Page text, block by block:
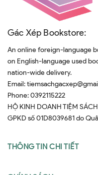
Gác Xép Bookstore:
An online foreign-language
on English-language used
nation-wide delivery.
Email:
Phone:0392115222
HỘ KINH DOANH TIỆM
GPKD số 01D8039681 do
THÔNG TIN CHI TIẾT